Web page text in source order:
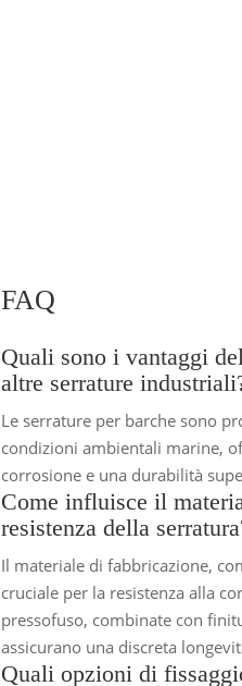
FAQ
Quali sono i vantaggi
altre serrature
Le serrature per barche sono
condizioni ambientali marine,
corrosione e una durabilità
Come influisce il
resistenza della
Il materiale di fabbricazione,
cruciale per la resistenza alla
pressofuso, combinate con
assicurano una discreta
Quali opzioni di